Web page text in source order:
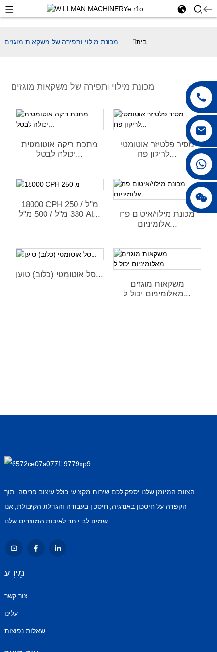
+86 18042297890
בית מכונת מילוי ותפירה של משקאות מוגזים
מכונת מילוי ותפירה של משקאות מוגזים
מתכת ריקה אוטומטית
יכולה לבטל...
מסיר פלטיזר אוטומטי
לריקון פח...
18000 CPH 250 מ"ל /
330 מ"ל / 500 מ"ל Al...
מכונת מילוי/איטום פח
אלומיניום...
סל אוטומטי (כלוב) טוען...
משקאות מוגזים
מאלומיניום יכול ל...
הצוות המיומן שלנו יספק לכם שירות מקצועי כולל עיצוב פריסה. תוך
הקפדה על חיסכון באנרגיה, חיסכון בעבודה והגדלת הקיבולת, אנו
שמים לב יותר לאיכות המוצרים שלנו
מֵידָע
צור קשר
עלינו
שאלות נפוצות